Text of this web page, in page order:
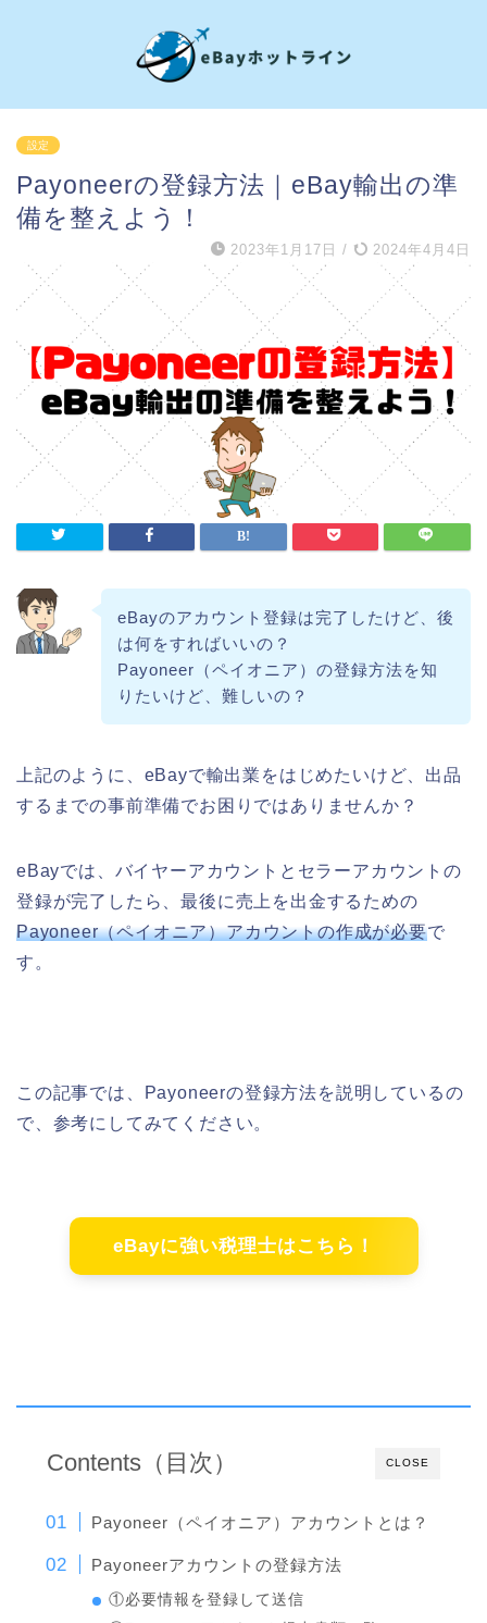
設定
Payoneerの登録方法｜eBay輸出の準
備を整えよう！
2023年1月17日 / 2024年4月4日
eBayのアカウント登録は完了したけど、後
は何をすればいいの？
Payoneer（ペイオニア）の登録方法を知
りたいけど、難しいの？
上記のように、eBayで輸出業をはじめたいけど、出品
するまでの事前準備でお困りではありませんか？
eBayでは、バイヤーアカウントとセラーアカウントの
登録が完了したら、最後に売上を出金するための
Payoneer（ペイオニア）アカウントの作成が必要で
す。
この記事では、Payoneerの登録方法を説明しているの
で、参考にしてみてください。
eBayに強い税理士はこちら！
CLOSE
Contents（目次）
Payoneer（ペイオニア）アカウントとは？
Payoneerアカウントの登録方法
①必要情報を登録して送信